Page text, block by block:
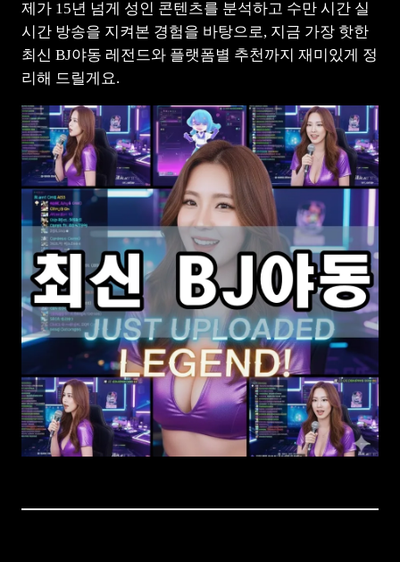
제가 15년 넘게 성인 콘텐츠를 분석하고 수만 시간 실
시간 방송을 지켜본 경험을 바탕으로, 지금 가장 핫한
최신 BJ야동 레전드와 플랫폼별 추천까지 재미있게 정
리해 드릴게요.